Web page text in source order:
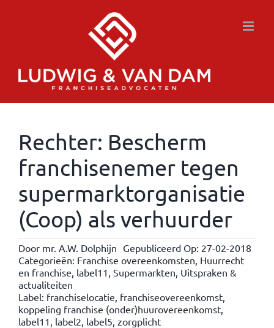
Rechter: Bescherm
franchisenemer tegen
supermarktorganisatie
(Coop) als verhuurder
Door mr. A.W. Dolphijn Gepubliceerd Op: 27-02-2018
Categorieën: Franchise overeenkomsten, Huurrecht
en franchise, label11 , Supermarkten, Uitspraken &
actualiteiten
Label: franchiselocatie, franchiseovereenkomst,
koppeling franchise (onder)huurovereenkomst,
label11 , label2, label5, zorgplicht